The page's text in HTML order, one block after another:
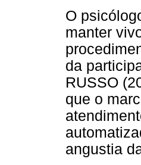
O
manter
da
RUSSO
que o
angustia